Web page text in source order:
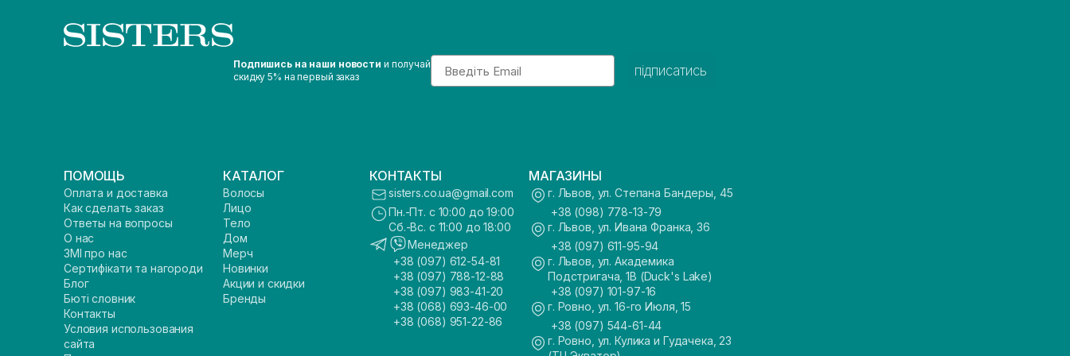
Подпишись на наши новости и получай
скидку 5% на первый заказ
Email
підписатись
ПОМОЩЬ
Оплата и доставка
Как сделать заказ
Ответы на вопросы
О нас
ЗМІ про нас
Сертифікати та нагороди
Блог
Бюті словник
Контакты
Условия использования
сайта
КАТАЛОГ
Волосы
Лицо
Тело
Дом
Мерч
Новинки
Акции и скидки
Бренды
КОНТАКТЫ
sisters.co.ua@gmail.com
Пн.-Пт. с 10:00 до 19:00
Сб.-Вс. с 11:00 до 18:00
Менеджер
+38 (097) 612-54-81
+38 (097) 788-12-88
+38 (097) 983-41-20
+38 (068) 693-46-00
+38 (068) 951-22-86
МАГАЗИНЫ
г. Львов, ул. Степана Бандеры, 45
+38 (098) 778-13-79
г. Львов, ул. Ивана Франка, 36
+38 (097) 611-95-94
г. Львов, ул. Академика
Подстригача, 1В (Duck's Lake)
+38 (097) 101-97-16
г. Ровно, ул. 16-го Июля, 15
+38 (097) 544-61-44
г. Ровно, ул. Кулика и Гудачека, 23